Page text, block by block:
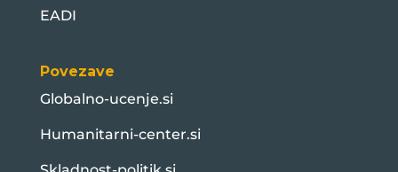
EADI
Povezave
Globalno-ucenje.si
Humanitarni-center.si